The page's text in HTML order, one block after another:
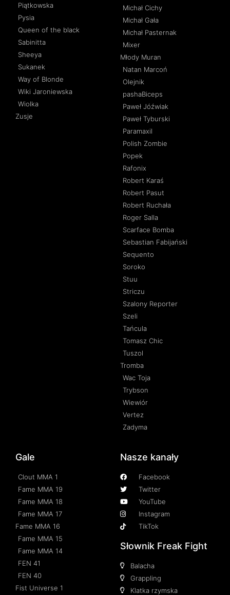
Piątkowska
Pysia
Queen of the black
Sabinitta
Sheeya
Sukanek
Way of Blonde
Wiki Jaroniewska
Wiolka
Zusje
Michał Cichy
Michał Gała
Michał Pasternak
Mixer
Młody Muran
Natan Marcoń
Olejnik
pashaBiceps
Paweł Jóźwiak
Paweł Tyburski
Paramaxil
Polish Zombie
Popek
Rafonix
Robert Karaś
Robert Pasut
Robert Ruchała
Roger Salla
Scarface Bomba
Sebastian Fabijański
Sequento
Soroko
Stuu
Striczu
Szalony Reporter
Szeli
Tańcula
Tomasz Chic
Tuszol
Tromba
Wac Toja
Trybson
Wiewiór
Vertez
Zadyma
Gale
Clout MMA 1
Fame MMA 19
Fame MMA 18
Fame MMA 17
Fame MMA 16
Fame MMA 15
Fame MMA 14
FEN 41
FEN 40
Fist Universe 1
Nasze kanały
Facebook
Twitter
YouTube
Instagram
TikTok
Słownik Freak Fight
Balacha
Grappling
Klatka rzymska